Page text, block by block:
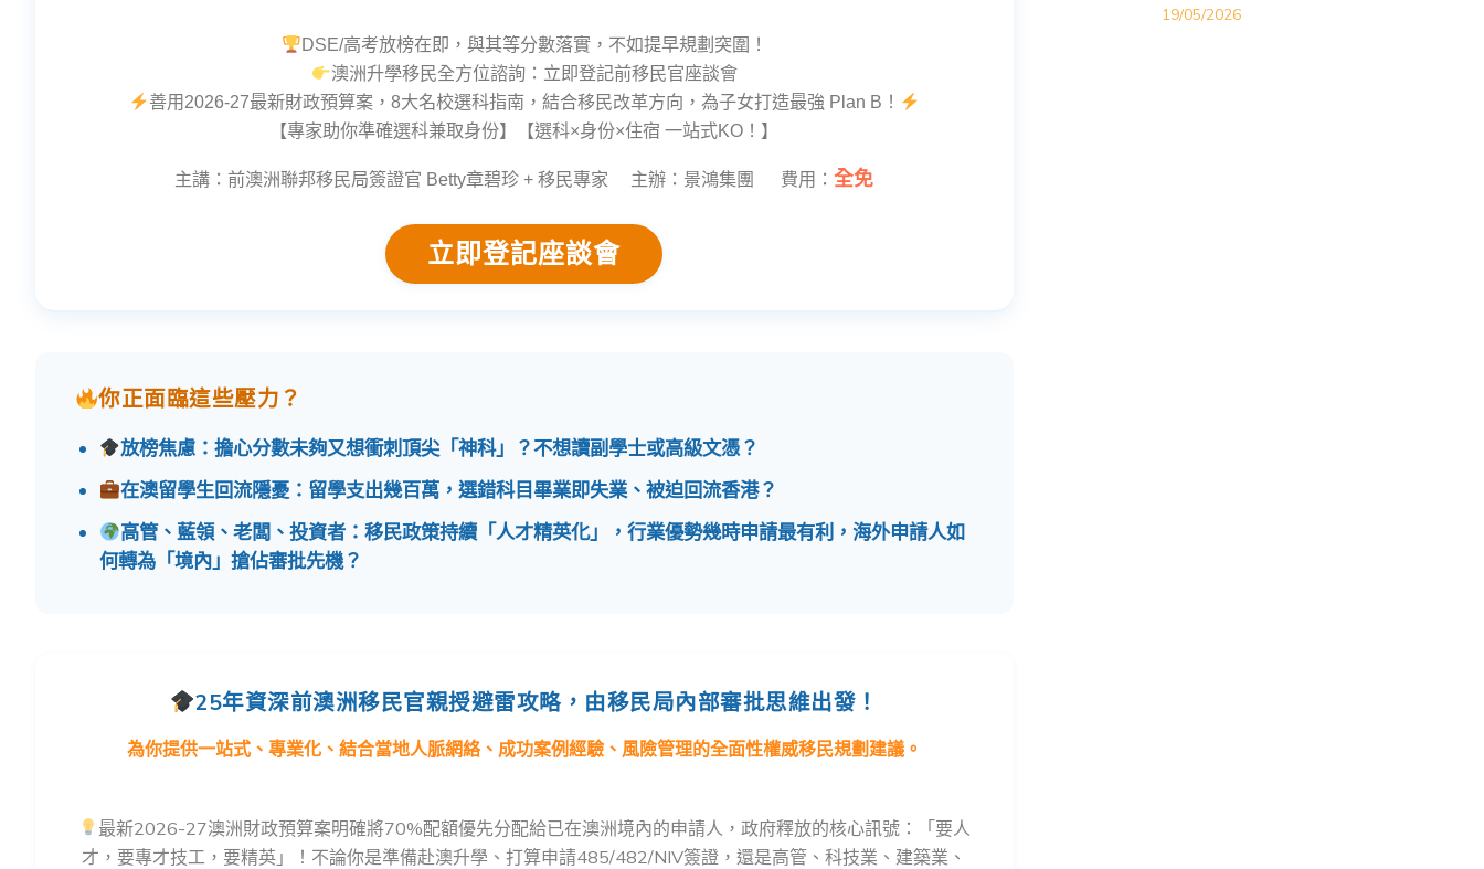
DSE/高考放榜在即，與其等分數落實，不如提早規劃突圍！
澳洲升學移民全方位諮詢：立即登記前移民官座談會
善用2026-27最新財政預算案，8大名校選科指南，結合移民改革方向，為子女打造最強 Plan B！
【專家助你準確選科兼取身份】【選科×身份×住宿 一站式KO！】
主講：前澳洲聯邦移民局簽證官 Betty章碧珍 + 移民專家 主辦：景鴻集團 費用：全免
立即登記座談會
你正面臨這些壓力？
放榜焦慮：擔心分數未夠又想衝刺頂尖「神科」？不想讀副學士或高級文憑？
在澳留學生回流隱憂：留學支出幾百萬，選錯科目畢業即失業、被迫回流香港？
高管、藍領、老闆、投資者：移民政策持續「人才精英化」，行業優勢幾時申請最有利，海外申請人如
何轉為「境內」搶佔審批先機？
25年資深前澳洲移民官親授避雷攻略，由移民局內部審批思維出發！
為你提供一站式、專業化、結合當地人脈網絡、成功案例經驗、風險管理的全面性權威移民規劃建議。
最新2026-27澳洲財政預算案明確將70%配額優先分配給已在澳洲境內的申請人，政府釋放的核心訊號：「要人
才，要專才技工，要精英」！不論你是準備赴澳升學、打算申請485/482/NIV簽證，還是高管、科技業、建築業、
19/05/2026